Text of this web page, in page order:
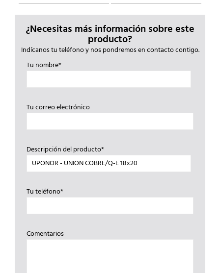
¿Necesitas más información sobre este
producto?
Indícanos tu teléfono y nos pondremos en contacto contigo.
Tu nombre*
Tu correo electrónico
Descripción del producto*
Tu teléfono*
Comentarios